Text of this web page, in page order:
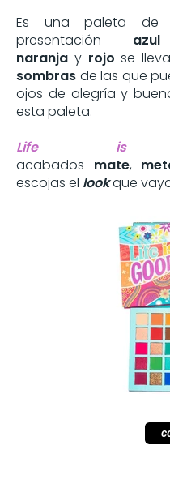
Es una paleta de
presentación
naranja y rojo se
sombras de las que
ojos de alegría y
esta paleta.
Life is
acabados
mate,
escojas el lookque